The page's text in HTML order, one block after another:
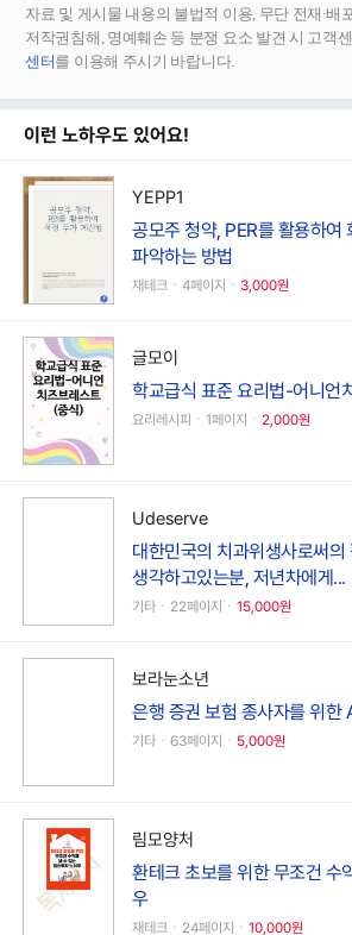
자료 및 게시물 내용의 불법적 이용, 무단 전재∙배
저작권침해, 명예훼손 등 분쟁 요소 발견 시 고객
센터를 이용해 주시기 바랍니다.
이런 노하우도 있어요!
YEPP1
공모주 청약, PER를 활용하여
파악하는 방법
재테크ㆍ4페이지ㆍ 3,000원
글모이
학교급식 표준 요리법-어니언
요리레시피ㆍ1페이지ㆍ 2,000원
Udeserve
대한민국의 치과위생사로써
생각하고있는분, 저년차에게...
기타ㆍ22페이지ㆍ 15,000원
보라눈소년
은행 증권 보험 종사자를 위한
기타ㆍ63페이지ㆍ 5,000원
림모양처
환테크 초보를 위한 무조건 수
우
재테크ㆍ24페이지ㆍ 10,000원